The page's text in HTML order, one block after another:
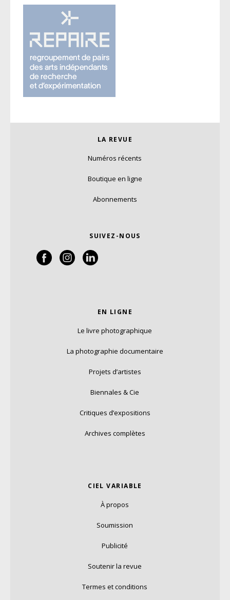
LA REVUE
Numéros récents
Boutique en ligne
Abonnements
SUIVEZ-NOUS
EN LIGNE
Le livre photographique
La photographie documentaire
Projets d’artistes
Biennales & Cie
Critiques d’expositions
Archives complètes
CIEL VARIABLE
À propos
Soumission
Publicité
Soutenir la revue
Termes et conditions